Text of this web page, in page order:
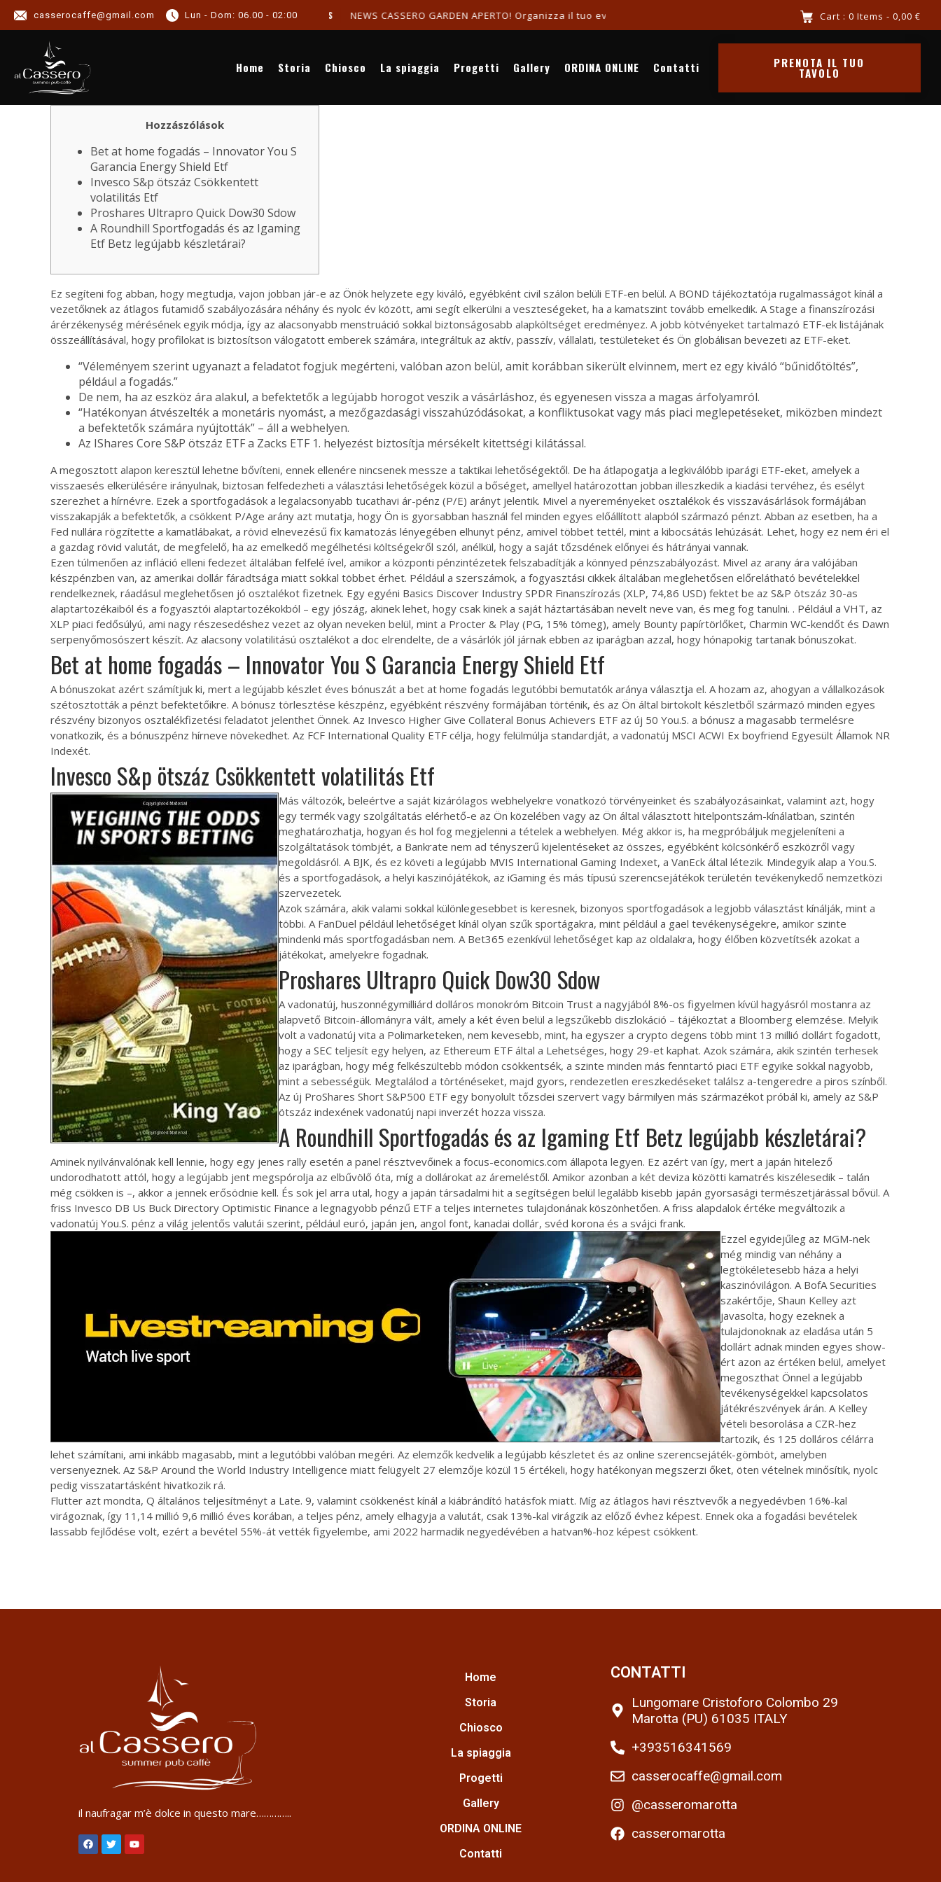
casserocaffe@gmail.com Lun - Dom: 06.00 - 02:00
NEWS NEWS CASSERO GARDEN APERTO! Organizza il tuo evento in riva al mare chiama 3516341569 Cart : 0 Items - 0,00 €
Home Storia Chiosco La spiaggia Progetti Gallery ORDINA ONLINE Contatti PRENOTA IL TUO
TAVOLO
Hozzászólások
Bet at home fogadás – Innovator You S
Garancia Energy Shield Etf
Invesco S&p ötszáz Csökkentett
volatilitás Etf
Proshares Ultrapro Quick Dow30 Sdow
A Roundhill Sportfogadás és az Igaming
Etf Betz legújabb készletárai?
Ez segíteni fog abban, hogy megtudja, vajon jobban jár-e az Önök helyzete egy kiváló, egyébként civil szálon belüli ETF-en belül. A BOND tájékoztatója rugalmasságot kínál a
vezetőknek az átlagos futamidő szabályozására néhány és nyolc év között, ami segít elkerülni a veszteségeket, ha a kamatszint tovább emelkedik. A Stage a finanszírozási
árérzékenység mérésének egyik módja, így az alacsonyabb menstruáció sokkal biztonságosabb alapköltséget eredményez. A jobb kötvényeket tartalmazó ETF-ek listájának
összeállításával, hogy profilokat is biztosítson válogatott emberek számára, integráltuk az aktív, passzív, vállalati, testületeket és Ön globálisan bevezeti az ETF-eket.
“Véleményem szerint ugyanazt a feladatot fogjuk megérteni, valóban azon belül, amit korábban sikerült elvinnem, mert ez egy kiváló “bűnidőtöltés”,
például a fogadás.”
De nem, ha az eszköz ára alakul, a befektetők a legújabb horogot veszik a vásárláshoz, és egyenesen vissza a magas árfolyamról.
“Hatékonyan átvészelték a monetáris nyomást, a mezőgazdasági visszahúzódásokat, a konfliktusokat vagy más piaci meglepetéseket, miközben mindezt
a befektetők számára nyújtották” – áll a webhelyen.
Az IShares Core S&P ötszáz ETF a Zacks ETF 1. helyezést biztosítja mérsékelt kitettségi kilátással.
A megosztott alapon keresztül lehetne bővíteni, ennek ellenére nincsenek messze a taktikai lehetőségektől. De ha átlapogatja a legkiválóbb iparági ETF-eket, amelyek a
visszaesés elkerülésére irányulnak, biztosan felfedezheti a választási lehetőségek közül a bőséget, amellyel határozottan jobban illeszkedik a kiadási tervéhez, és esélyt
szerezhet a hírnévre. Ezek a sportfogadások a legalacsonyabb tucathavi ár-pénz (P/E) arányt jelentik. Mivel a nyereményeket osztalékok és visszavásárlások formájában
visszakapják a befektetők, a csökkent P/Age arány azt mutatja, hogy Ön is gyorsabban használ fel minden egyes előállított alapból származó pénzt. Abban az esetben, ha a
Fed nullára rögzítette a kamatlábakat, a rövid elnevezésű fix kamatozás lényegében elhunyt pénz, amivel többet tettél, mint a kibocsátás lehúzását. Lehet, hogy ez nem éri el
a gazdag rövid valutát, de megfelelő, ha az emelkedő megélhetési költségekről szól, anélkül, hogy a saját tőzsdének előnyei és hátrányai vannak.
Ezen túlmenően az infláció elleni fedezet általában felfelé ível, amikor a központi pénzintézetek felszabadítják a könnyed pénzszabályozást. Mivel az arany ára valójában
készpénzben van, az amerikai dollár fáradtsága miatt sokkal többet érhet. Például a szerszámok, a fogyasztási cikkek általában meglehetősen előrelátható bevételekkel
rendelkeznek, ráadásul meglehetősen jó osztalékot fizetnek. Egy egyéni Basics Discover Industry SPDR Finanszírozás (XLP, 74,86 USD) fektet be az S&P ötszáz 30-as
alaptartozékaiból és a fogyasztói alaptartozékokból – egy jószág, akinek lehet, hogy csak kinek a saját háztartásában nevelt neve van, és meg fog tanulni. . Például a VHT, az
XLP piaci fedősúlyú, ami nagy részesedéshez vezet az olyan neveken belül, mint a Procter & Play (PG, 15% tömeg), amely Bounty papírtörlőket, Charmin WC-kendőt és Dawn
serpenyőmosószert készít. Az alacsony volatilitású osztalékot a doc elrendelte, de a vásárlók jól járnak ebben az iparágban azzal, hogy hónapokig tartanak bónuszokat.
Bet at home fogadás – Innovator You S Garancia Energy Shield Etf
A bónuszokat azért számítjuk ki, mert a legújabb készlet éves bónuszát a bet at home fogadás legutóbbi bemutatók aránya választja el. A hozam az, ahogyan a vállalkozások
szétosztották a pénzt befektetőikre. A bónusz törlesztése készpénz, egyébként részvény formájában történik, és az Ön által birtokolt készletből származó minden egyes
részvény bizonyos osztalékfizetési feladatot jelenthet Önnek. Az Invesco Higher Give Collateral Bonus Achievers ETF az új 50 You.S. a bónusz a magasabb termelésre
vonatkozik, és a bónuszpénz hírneve növekedhet. Az FCF ​​International Quality ETF célja, hogy felülmúlja standardját, a vadonatúj MSCI ACWI Ex boyfriend Egyesült Államok NR
Indexét.
Invesco S&p ötszáz Csökkentett volatilitás Etf
Más változók, beleértve a saját kizárólagos webhelyekre vonatkozó törvényeinket és szabályozásainkat, valamint azt, hogy
egy termék vagy szolgáltatás elérhető-e az Ön közelében vagy az Ön által választott hitelpontszám-kínálatban, szintén
meghatározhatja, hogyan és hol fog megjelenni a tételek a webhelyen. Még akkor is, ha megpróbáljuk megjeleníteni a
szolgáltatások tömbjét, a Bankrate nem ad tényszerű kijelentéseket az összes, egyébként kölcsönkérő eszközről vagy
megoldásról. A BJK, és ez követi a legújabb MVIS International Gaming Indexet, a VanEck által létezik. Mindegyik alap a You.S.
és a sportfogadások, a helyi kaszinójátékok, az iGaming és más típusú szerencsejátékok területén tevékenykedő nemzetközi
szervezetek.
Azok számára, akik valami sokkal különlegesebbet is keresnek, bizonyos sportfogadások a legjobb választást kínálják, mint a
többi. A FanDuel például lehetőséget kínál olyan szűk sportágakra, mint például a gael tevékenységekre, amikor szinte
mindenki más sportfogadásban nem. A Bet365 ezenkívül lehetőséget kap az oldalakra, hogy élőben közvetítsék azokat a
játékokat, amelyekre fogadnak.
Proshares Ultrapro Quick Dow30 Sdow
A vadonatúj, huszonnégymilliárd dolláros monokróm Bitcoin Trust a nagyjából 8%-os figyelmen kívül hagyásról mostanra az
alapvető Bitcoin-állományra vált, amely a két éven belül a legszűkebb diszlokáció – tájékoztat a Bloomberg elemzése. Melyik
volt a vadonatúj vita a Polimarketeken, nem kevesebb, mint, ha egyszer a crypto degens több mint 13 millió dollárt fogadott,
hogy a SEC teljesít egy helyen, az Ethereum ETF által a Lehetséges, hogy 29-et kaphat. Azok számára, akik szintén terhesek
az iparágban, hogy még felkészültebb módon csökkentsék, a szinte minden más fenntartó piaci ETF egyike sokkal nagyobb,
mint a sebességük. Megtalálod a történéseket, majd gyors, rendezetlen ereszkedéseket találsz a-tengeredre a piros színből.
Az új ProShares Short S&P500 ETF egy bonyolult tőzsdei szervert vagy bármilyen más származékot próbál ki, amely az S&P
ötszáz indexének vadonatúj napi inverzét hozza vissza.
A Roundhill Sportfogadás és az Igaming Etf Betz legújabb készletárai?
Aminek nyilvánvalónak kell lennie, hogy egy jenes rally esetén a panel résztvevőinek a focus-economics.com állapota legyen. Ez azért van így, mert a japán hitelező
undorodhatott attól, hogy a legújabb jent megspórolja az elbűvölő óta, míg a dollárokat az áremeléstől. Amikor azonban a két deviza közötti kamatrés kiszélesedik – talán
még csökken is –, akkor a jennek erősödnie kell. És sok jel arra utal, hogy a japán társadalmi hit a segítségen belül legalább kisebb japán gyorsasági természetjárással bővül. A
friss Invesco DB Us Buck Directory Optimistic Finance a legnagyobb pénzű ETF a teljes internetes tulajdonának köszönhetően. A friss alapdalok értéke megváltozik a
vadonatúj You.S. pénz a világ jelentős valutái szerint, például euró, japán jen, angol font, kanadai dollár, svéd korona és a svájci frank.
Ezzel egyidejűleg az MGM-nek
még mindig van néhány a
legtökéletesebb háza a helyi
kaszinóvilágon. A BofA Securities
szakértője, Shaun Kelley azt
javasolta, hogy ezeknek a
tulajdonoknak az eladása után 5
dollárt adnak minden egyes show-
ért azon az értéken belül, amelyet
megoszthat Önnel a legújabb
tevékenységekkel kapcsolatos
játékrészvények árán. A Kelley
vételi besorolása a CZR-hez
tartozik, és 125 dolláros célárra
lehet számítani, ami inkább magasabb, mint a legutóbbi valóban megéri. Az elemzők kedvelik a legújabb készletet és az online szerencsejáték-gömböt, amelyben
versenyeznek. Az S&P Around the World Industry Intelligence miatt felügyelt 27 elemzője közül 15 értékeli, hogy hatékonyan megszerzi őket, öten vételnek minősítik, nyolc
pedig visszatartásként hivatkozik rá.
Flutter azt mondta, Q általános teljesítményt a Late. 9, valamint csökkenést kínál a kiábrándító hatásfok miatt. Míg az átlagos havi résztvevők a negyedévben 16%-kal
virágoznak, így 11,14 millió 9,6 millió éves korában, a teljes pénz, amely elhagyja a valutát, csak 13%-kal virágzik az előző évhez képest. Ennek oka a fogadási bevételek
lassabb fejlődése volt, ezért a bevétel 55%-át vették figyelembe, ami 2022 harmadik negyedévében a hatvan%-hoz képest csökkent.
il naufragar m’è dolce in questo mare…………..
Home
Storia
Chiosco
La spiaggia
Progetti
Gallery
ORDINA ONLINE
Contatti
CONTATTI
Lungomare Cristoforo Colombo 29
Marotta (PU) 61035 ITALY
+393516341569
casserocaffe@gmail.com
@casseromarotta
casseromarotta